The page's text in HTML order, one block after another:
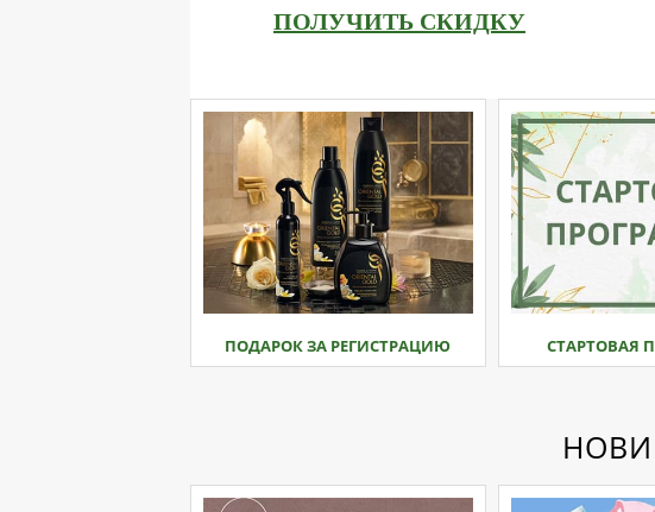
ПОЛУЧИТЬ СКИДКУ
ПОДАРОК ЗА РЕГИСТРАЦИЮ СТАРТОВАЯ